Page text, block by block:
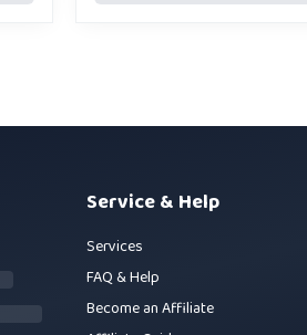
Service & Help
Services
FAQ & Help
Become an Affiliate